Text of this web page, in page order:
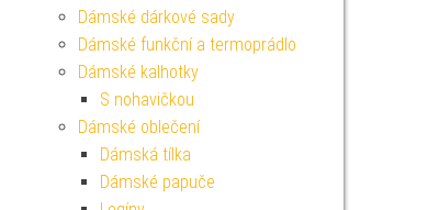
Dámské dárkové sady
Dámské funkční a termoprádlo
Dámské kalhotky
S nohavičkou
Dámské oblečení
Dámská tílka
Dámské papuče